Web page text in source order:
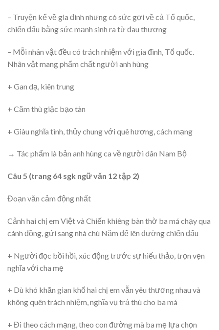
– Truyện kể về gia đình nhưng có sức gợi về cả Tổ quốc,
chiến đấu bằng sức mạnh sinh ra từ đau thương
– Mỗi nhân vật đều có trách nhiệm với gia đình, Tổ quốc.
Nhân vật mang phẩm chất người anh hùng
+ Gan dạ, kiên trung
+ Căm thù giặc bạo tàn
+ Giàu nghĩa tình, thủy chung với quê hương, cách mạng
→ Tác phẩm là bản anh hùng ca về người dân Nam Bộ
Câu 5 (trang 64 sgk ngữ văn 12 tập 2)
Đoạn văn cảm động nhất
Cảnh hai chị em Việt và Chiến khiêng bàn thờ ba má chạy qua
cánh đồng, gửi sang nhà chú Năm để lên đường chiến đấu
+ Người đọc bồi hồi, xúc động trước sự hiếu thảo, trọn vẹn
nghĩa với cha mẹ
+ Dù khó khăn gian khổ hai chị em vẫn yêu thương nhau và
không quên trách nhiệm, nghĩa vụ trả thù cho ba má
+ Đi theo cách mạng, theo con đường mà ba mẹ lựa chọn